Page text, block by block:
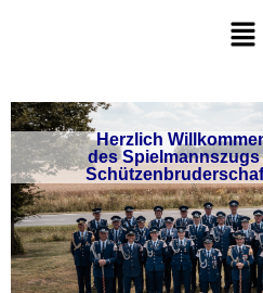
Herzlich
des